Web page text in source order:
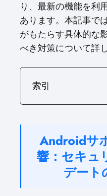
り、最新の機能を利
あります。本記事で
がもたらす具体的な
べき対策について詳
索引
Androidサ
響：セキュ
デート